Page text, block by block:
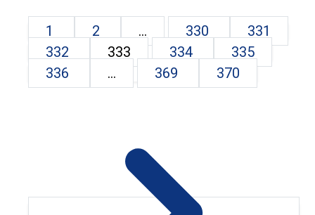
1 2 ... 330
331
332
333 334
335
336
... 369 370